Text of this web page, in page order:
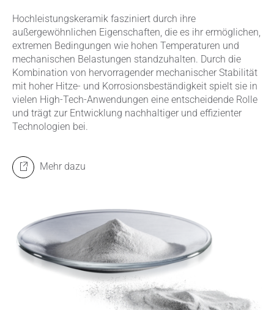
Hochleistungskeramik fasziniert durch ihre
außergewöhnlichen Eigenschaften, die es ihr ermöglichen,
extremen Bedingungen wie hohen Temperaturen und
mechanischen Belastungen standzuhalten. Durch die
Kombination von hervorragender mechanischer Stabilität
mit hoher Hitze- und Korrosionsbeständigkeit spielt sie in
vielen High-Tech-Anwendungen eine entscheidende Rolle
und trägt zur Entwicklung nachhaltiger und effizienter
Technologien bei.
Mehr dazu